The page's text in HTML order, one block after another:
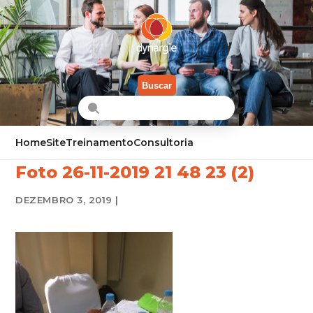
Buscar
HomeSiteTreinamentoConsultoria
Foto 26-11-2019 21 48 23 (2)
DEZEMBRO 3, 2019 |